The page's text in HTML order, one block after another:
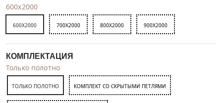
600x2000
600X2000 700X2000 800X2000 900X2000
КОМПЛЕКТАЦИЯ
Только полотно
ТОЛЬКО ПОЛОТНО КОМПЛЕКТ СО СКРЫТЫМИ ПЕТЛЯМИ